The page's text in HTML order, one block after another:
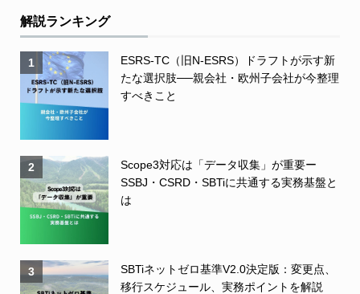
解説ランキング
1
ESRS-TC（旧N-ESRS）ドラフトが示す新
たな選択肢──親会社・欧州子会社が今整理
すべきこと
2
Scope3対応は「データ収集」が重要ー
SSBJ・CSRD・SBTiに共通する実務基盤と
は
3
SBTiネットゼロ基準V2.0決定版：変更点、
移行スケジュール、実務ポイントを解説